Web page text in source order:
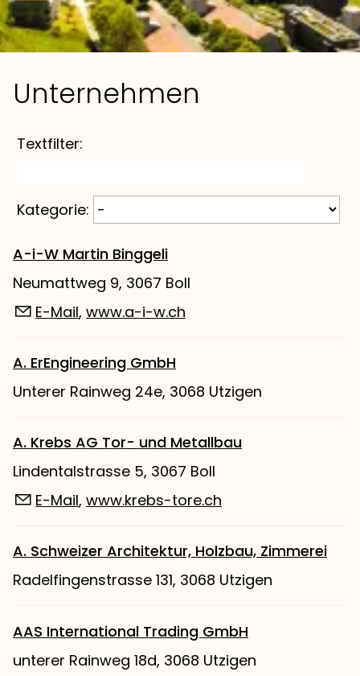
Unternehmen
Textfilter:
Kategorie:
A-i-W Martin Binggeli
Neumattweg 9, 3067 Boll
E-Mail, www.a-i-w.ch
A. ErEngineering GmbH
Unterer Rainweg 24e, 3068 Utzigen
A. Krebs AG Tor- und Metallbau
Lindentalstrasse 5, 3067 Boll
E-Mail, www.krebs-tore.ch
A. Schweizer Architektur, Holzbau, Zimmerei
Radelfingenstrasse 131, 3068 Utzigen
AAS International Trading GmbH
unterer Rainweg 18d, 3068 Utzigen